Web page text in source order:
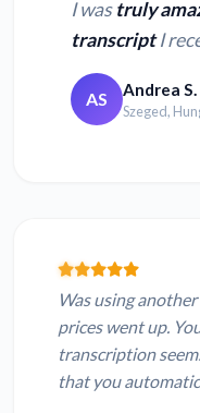
I wastruly
transcriptI
AS Andrea S.
Szeged,
Was using
prices went up.
transcription
that you